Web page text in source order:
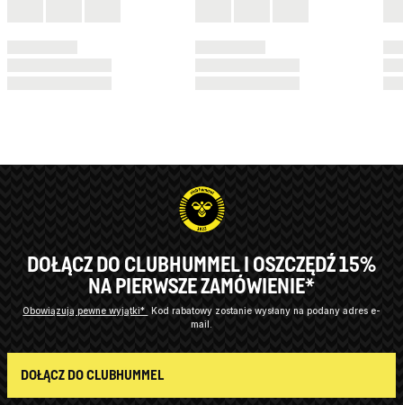
DOŁĄCZ DO CLUBHUMMEL I OSZCZĘDŹ 15%
NA PIERWSZE ZAMÓWIENIE*
Obowiązują pewne wyjątki*
Kod rabatowy zostanie wysłany na podany adres e-
mail.
DOŁĄCZ DO CLUBHUMMEL